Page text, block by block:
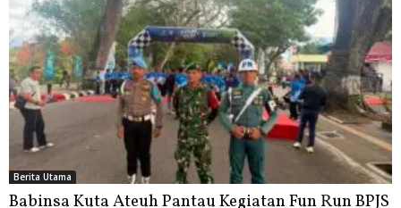
Berita Utama
Babinsa Kuta Ateuh Pantau Kegiatan Fun Run BPJS